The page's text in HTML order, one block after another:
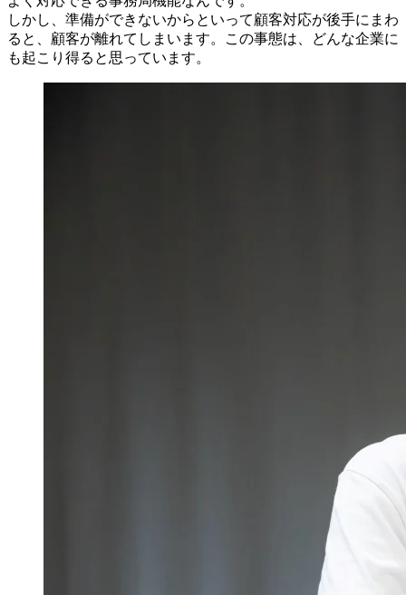
しかし、準備ができないからといって顧客対応が後手にまわ
ると、顧客が離れてしまいます。この事態は、どんな企業に
も起こり得ると思っています。